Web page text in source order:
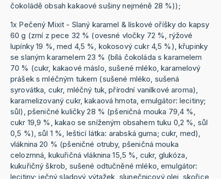
čokoládě obsah kakaové sušiny nejméně 28 %));
1x Pečený Mixit - Slaný karamel & lískové oříšky do kapsy
60 g (zrní z pece 32 % (ovesné vločky 72 %, rýžové
lupínky 19 %, med 4,5 %, kokosový cukr 4,5 %), křupinky
se slaným karamelem 23 % (bílá čokoláda s karamelem
70 % (cukr, kakaové máslo, sušené mléko, karamelový
prášek s mléčným tukem (sušené mléko, sušená
syrovátka, cukr, mléčný tuk, přírodní vanilkové aroma),
karamelizovaný cukr, kakaová hmota, emulgátor: lecitiny;
sůl), pšeničné kuličky 28 % (pšeničná mouka 79,4 %,
cukr 19,9 %, kakao se sníženým obsahem tuku 0,2 %, sůl
0,5 %), sůl 1 %, lešticí látka: arabská guma; cukr, med),
vláknina 20 % (pšeničné otruby, pšeničná mouka
celozrnná, kukuřičná vláknina 15,5 %, cukr, glukóza,
kukuřičný škrob, sušené odtučněné mléko, emulgátor:
lecitiny; ječný sladový výtažek, slunečnicový olej, skořice